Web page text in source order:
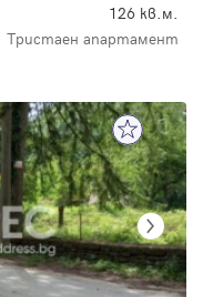
126 кв.м.
Тристаен апартамент